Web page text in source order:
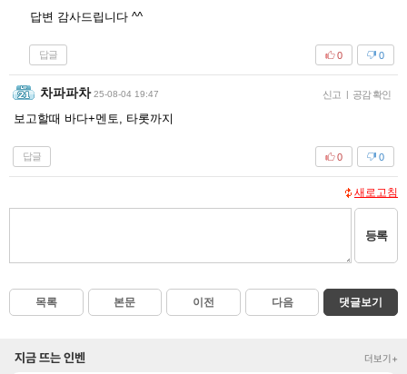
답변 감사드립니다 ^^
답글 0
0
차파파차 25-08-04 19:47 신고 | 공감 확인
보고할때 바다+멘토, 타롯까지
답글 0
0
새로고침
등록
목록 본문 이전 다음 댓글보기
지금 뜨는 인벤 더보기+